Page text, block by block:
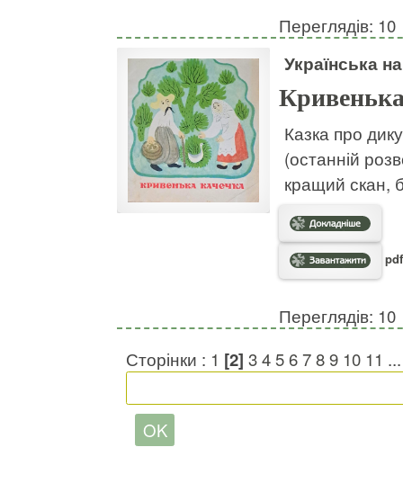
Переглядів: 10
Українська
Казка про
(останній
кращий скан,
Переглядів: 10
Сторінки : 1 [2] 3456789 10 11